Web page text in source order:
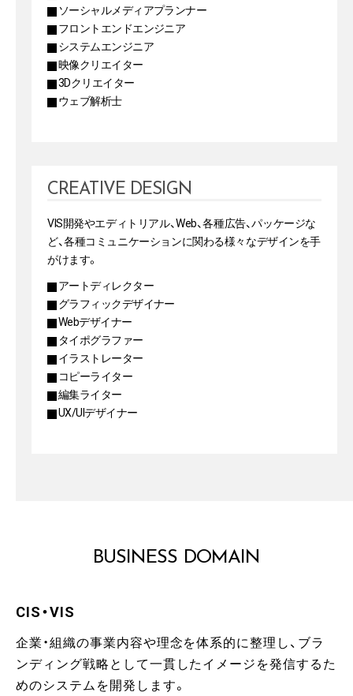
ソーシャルメディアプランナー
フロントエンドエンジニア
システムエンジニア
映像クリエイター
3Dクリエイター
ウェブ解析士
CREATIVE DESIGN
VIS開発やエディトリアル、Web、各種広告、パッケージな
ど、各種コミュニケーションに関わる様々なデザインを手
がけます。
アートディレクター
グラフィックデザイナー
Webデザイナー
タイポグラファー
イラストレーター
コピーライター
編集ライター
UX/UIデザイナー
BUSINESS DOMAIN
CIS・VIS
企業・組織の事業内容や理念を体系的に整理し、ブラ
ンディング戦略として一貫したイメージを発信するた
めのシステムを開発します。